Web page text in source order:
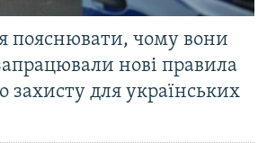
пояснювати, чому вони
нові правила
захисту для українських